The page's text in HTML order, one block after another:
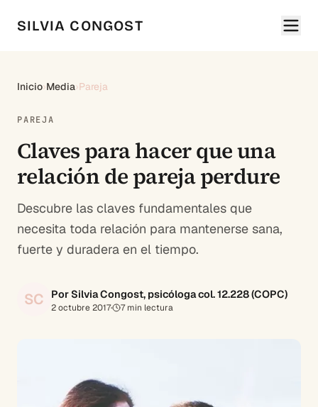
SILVIA CONGOST
Inicio›Media›Pareja
PAREJA
Claves para hacer que una
relación de pareja perdure
Descubre las claves fundamentales que
necesita toda relación para mantenerse sana,
fuerte y duradera en el tiempo.
SC Por Silvia Congost, psicóloga col. 12.228 (COPC)
2 octubre 2017· 7min lectura